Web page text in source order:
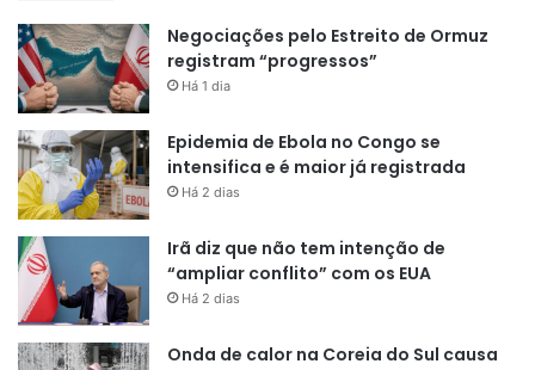
Negociações pelo Estreito de Ormuz
registram “progressos”
Há 1 dia
Epidemia de Ebola no Congo se
intensifica e é maior já registrada
Há 2 dias
Irã diz que não tem intenção de
“ampliar conflito” com os EUA
Há 2 dias
Onda de calor na Coreia do Sul causa